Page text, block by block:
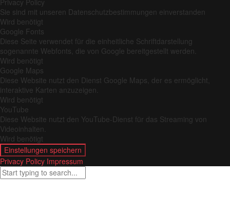
Sie sind mit unseren Datenschutzbestimmungen einverstanden
Wird benötigt
Google Fonts
Diese Seite verwendet für die einheitliche Schriftdarstellung
sogenannte Webfonts, die von Google bereitgestellt werden.
Wird benötigt
Google Maps
Diese Website nutzt den Dienst Google Maps, der es ermöglicht,
interaktive Karten anzuzeigen.
Wird benötigt
YouTube
Diese Website nutzt den YouTube-Dienst für das Streaming von
Videoinhalten.
Wird benötigt
Einstellungen speichern
Privacy Policy Impressum